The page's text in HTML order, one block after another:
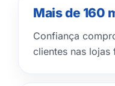
Mais de 160
Confiança
clientes nas lojas